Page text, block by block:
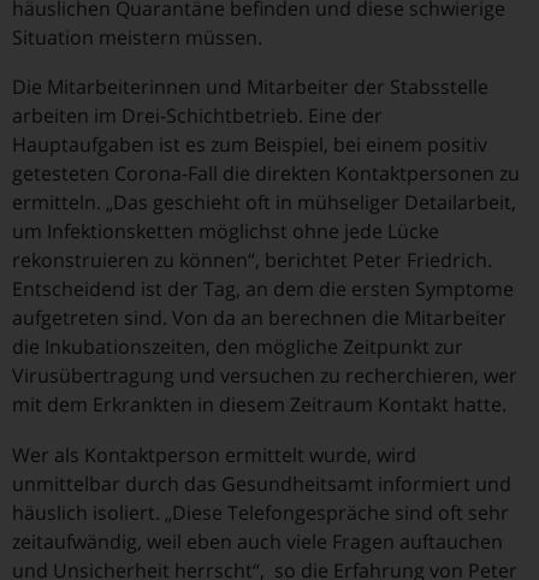
häuslichen Quarantäne befinden und diese schwierige
Situation meistern müssen.
Die Mitarbeiterinnen und Mitarbeiter der Stabsstelle
arbeiten im Drei-Schichtbetrieb. Eine der
Hauptaufgaben ist es zum Beispiel, bei einem positiv
getesteten Corona-Fall die direkten Kontaktpersonen zu
ermitteln. „Das geschieht oft in mühseliger Detailarbeit,
um Infektionsketten möglichst ohne jede Lücke
rekonstruieren zu können“, berichtet Peter Friedrich.
Entscheidend ist der Tag, an dem die ersten Symptome
aufgetreten sind. Von da an berechnen die Mitarbeiter
die Inkubationszeiten, den mögliche Zeitpunkt zur
Virusübertragung und versuchen zu recherchieren, wer
mit dem Erkrankten in diesem Zeitraum Kontakt hatte.
Wer als Kontaktperson ermittelt wurde, wird
unmittelbar durch das Gesundheitsamt informiert und
häuslich isoliert. „Diese Telefongespräche sind oft sehr
zeitaufwändig, weil eben auch viele Fragen auftauchen
und Unsicherheit herrscht“, so die Erfahrung von Peter